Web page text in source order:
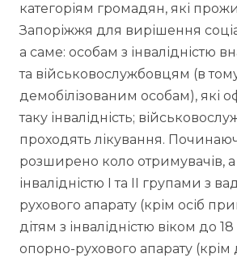
категоріям громадян, які
Запоріжжя для вирішення
а саме: особам з інвалідністю
та військовослужбовцям (в
демобілізованим особам), які
таку інвалідність;
проходять лікування.
розширено коло отримувачів, а
інвалідністю I та II групами з
рухового апарату (крім осіб
дітям з інвалідністю віком до
опорно-рухового апарату (крім